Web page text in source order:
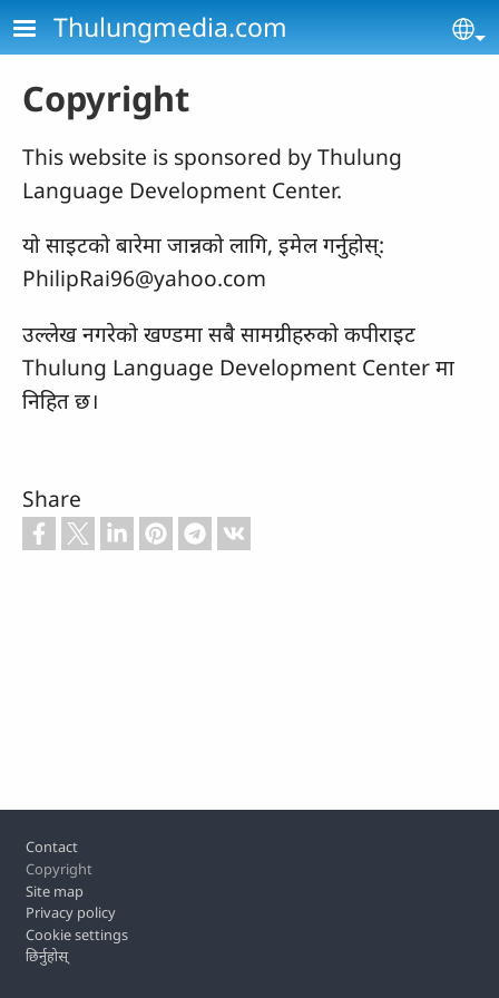
Skip to main content
Thulungmedia.com
Copyright
This website is sponsored by Thulung
Language Development Center.
यो साइटको बारेमा जान्नको लागि, इमेल गर्नुहोस्:
PhilipRai96@yahoo.com
उल्लेख नगरेको खण्डमा सबै सामग्रीहरुको कपीराइट
Thulung Language Development Center मा
निहित छ।
Share
Footer
Contact
Copyright
Site map
Privacy policy
Cookie settings
छिर्नुहोस्